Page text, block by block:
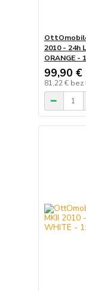
OttOmobile
2010 - 24h
ORANGE -
99,90 €
81,22 € bez